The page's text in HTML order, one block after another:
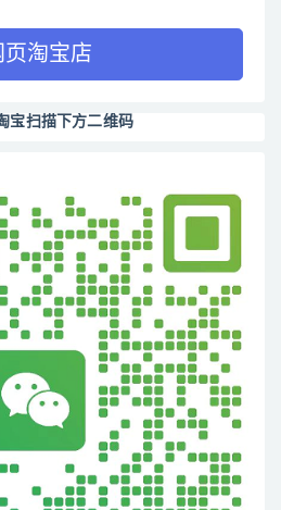
页淘宝店
宝扫描下方二维码